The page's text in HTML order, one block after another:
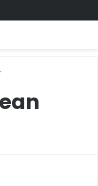
Çözüm Önerileri